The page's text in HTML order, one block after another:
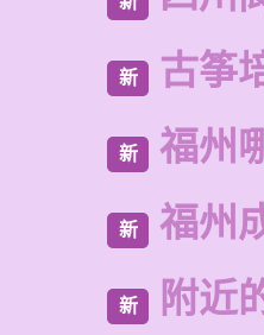
新 古筝
新 福州
新 福州
新 附近